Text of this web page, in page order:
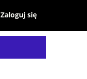
Zaloguj się